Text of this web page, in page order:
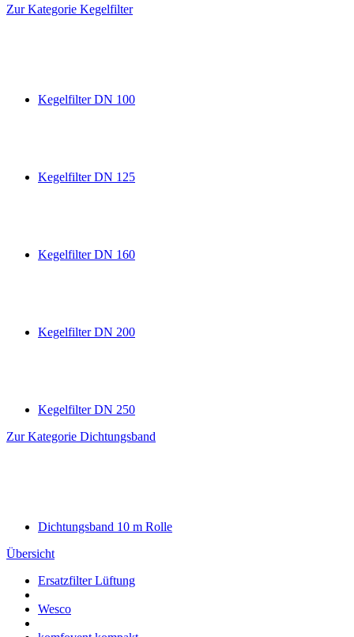
Zur Kategorie Kegelfilter
Kegelfilter DN 100
Kegelfilter DN 125
Kegelfilter DN 160
Kegelfilter DN 200
Kegelfilter DN 250
Zur Kategorie Dichtungsband
Dichtungsband 10 m Rolle
Übersicht
Ersatzfilter Lüftung
Wesco